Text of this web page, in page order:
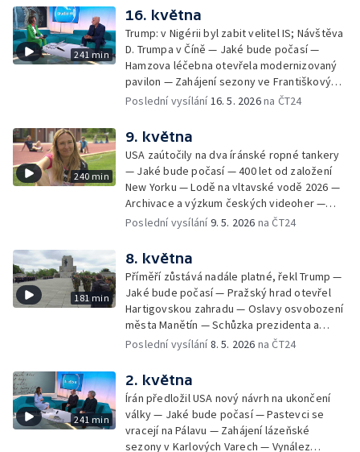
Paraple — LAVRS Market — Preventivní akce
Kolama dolů
bankéře — Vědci objasňují zmizení
Franklinovy expedice — Bezpečnostní
konference Globsec — Evropský den
chráněných území v českých NP — Dálková
turistika: jak nepřecenit své síly — Čeští
hokejisté se utkají se Slováky — Zelenskyj
se zúčastní summitu NATO v Ankaře —
— Kanadská Alberta uvažuje o nezávislosti
— Dny soukromých hradů a zámků —
Prevence před vznikem požárů — Pohneme
Karlovarským krajem
241 min
16. května
Trump: v Nigérii byl zabit velitel IS; Návštěva
D. Trumpa v Číně — Jaké bude počasí —
Hamzova léčebna otevřela modernizovaný
pavilon — Zahájení sezony ve Františkových
Lázních — Pochod Praha–Prčice — Černé
Pražském jaru — Brigády na léto —
Autobusový den PID na Letné — Hypertenze
už není jen chorobou seniorů — Zkraje:
česko-slovensko-polské trojmezí — Ruská
agrese na Ukrajině a výměna zajatců —
Odcizená lebka svaté Zdislavy nalezena —
100 let Domu umění v Ostravě — Měření
Festival Železné cyklotrasy — MS v ledním
hokeji
Poslední vysílání16. 5. 2026na ČT24
240 min
9. května
USA zaútočily na dva íránské ropné tankery
— Jaké bude počasí — 400 let od založení
New Yorku — Lodě na vltavské vodě 2026 —
Archivace a výzkum českých videoher —
Černé ovce: vyúčtování energií — Vztahy
přepravě vody — Kempy zahajují sezonu —
Trabi Český ráj Jinolice — Aktivita klíšťat
prudce roste — Začala Sarkandrovská pouť
smíření — Třídenní klid zbraní mezi Ruskem a
Ukrajinou — Jak začít s běháním — Ustavující
schůze nového maďarského parlamentu;
Fico se setká s Putinem — Účast ruských
a inovací — Otevírání pramenů v
Luhačovicích — Vrcholí festival Anifilm
Poslední vysílání9. 5. 2026 na ČT24
181 min
8. května
Příměří zůstává nadále platné, řekl Trump —
Jaké bude počasí — Pražský hrad otevřel
Hartigovskou zahradu — Oslavy osvobození
města Manětín — Schůzka prezidenta a
premiéra k summitu NATO — 81 let od konce
Kohoutová o mateřství a sebepřijetí — David
Attenborough slaví 100 let — Oslavy
osvobození v Rokycanech — Prevence
rakoviny vaječníků — Začíná pouť z Brna do
Křtin — Brífink po jednání prezidenta s
Poslední vysílání8. 5. 2026 na ČT24
241 min
2. května
Írán předložil USA nový návrh na ukončení
války — Jaké bude počasí — Pastevci se
vracejí na Pálavu — Zahájení lázeňské
sezony v Karlových Varech — Vynález